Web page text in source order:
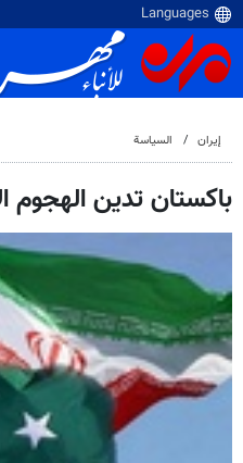
إيران السياسة
باكستان تدين الهجوم